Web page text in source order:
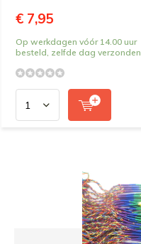
€ 7,95
Op werkdagen vóór 14.00 uur
besteld, zelfde dag verzonden